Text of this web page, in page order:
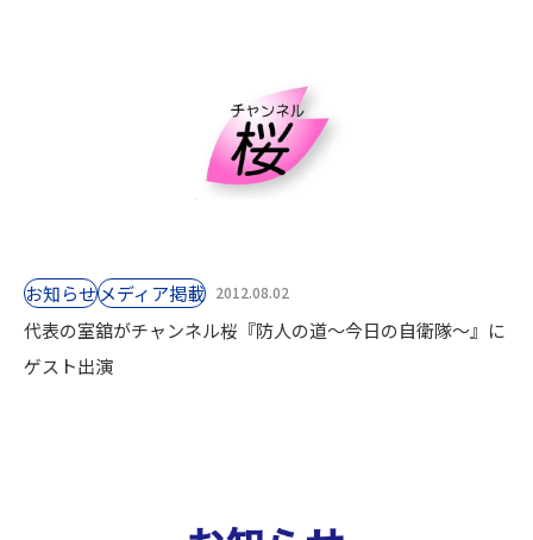
お知らせ⁨⁩メディア掲載 2012.08.02
代表の室舘がチャンネル桜『防人の道〜今日の自衛隊〜』に
ゲスト出演